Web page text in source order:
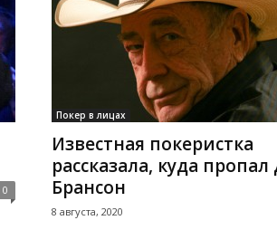
0
Покер в лицах
Известная покеристка
рассказала, куда
Брансон
8 августа, 2020